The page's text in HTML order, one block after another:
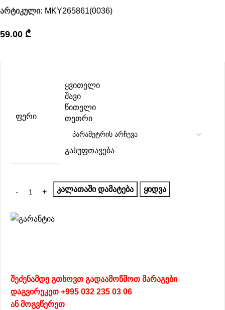
არტიკული: MKY265861(0036)
59.00 ₾
ᲤᲔᲠᲘ
ყვითელი
შავი
წითელი
თეთრი
გასუფთავება
ᲙᲐᲚᲐᲗᲐᲨᲘ ᲓᲐᲛᲐᲢᲔᲑᲐ ᲧᲘᲓᲕᲐ
შეძენამდე გთხოვთ გადაამოწმოთ მარაგები
დაგვირეკეთ +995 032 235 03 06
ანმოგვწერეთ